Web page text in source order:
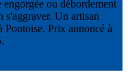
ou débordement
s'aggraver. Un artisan
Pontoise. Prix annoncé à